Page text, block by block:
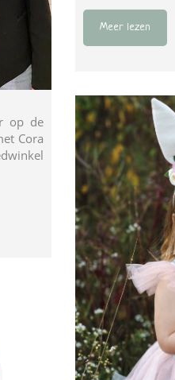
op de
Cora
Meer lezen